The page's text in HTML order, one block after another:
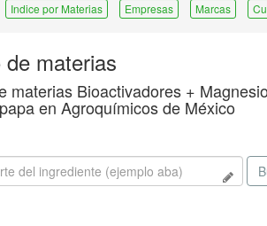
Indice por Materias Empresas Marcas
de materias
materias Bioactivadores +
en Agroquímicos de México